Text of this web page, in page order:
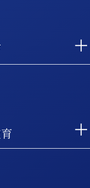
目」を提供。
ともに、幅広い
育むことを目的
活躍するための
育を推進してき
して学ぶプログラ
と共修する科目
人生」の実現に